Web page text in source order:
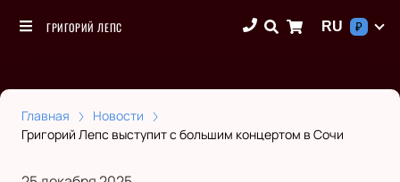
ГРИГОРИЙ ЛЕПС RU ₽
Главная
Новости
Григорий Лепс выступит с большим концертом в Сочи